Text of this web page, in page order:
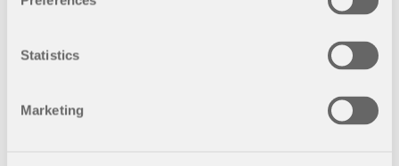
Statistics
Marketing